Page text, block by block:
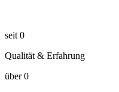
seit 0
Qualität & Erfahrung
über 0